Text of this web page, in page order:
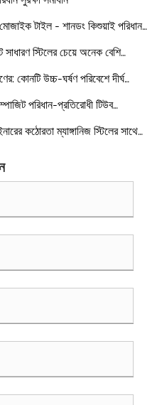
মোজাইক টাইল - শানডং কিশুয়াই পরিধান
সমাধান
স্টিলের চেয়ে অনেক বেশি
কোনটি উচ্চ-ঘর্ষণ পরিবেশে দীর্ঘ
পরিধান-প্রতিরোধী টিউব
কঠোরতা ম্যাঙ্গানিজ স্টিলের সাথে